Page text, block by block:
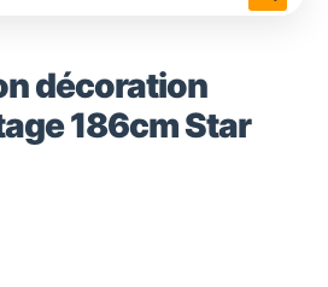
décoration
186cm Star